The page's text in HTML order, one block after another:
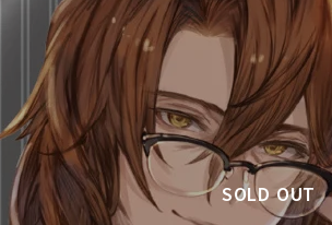
SOLD OUT